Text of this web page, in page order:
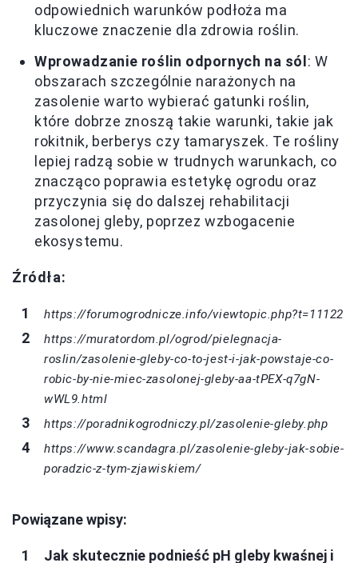
odpowiednich warunków podłoża ma
kluczowe znaczenie dla zdrowia roślin.
Wprowadzanie roślin odpornych na sól: W
obszarach szczególnie narażonych na
zasolenie warto wybierać gatunki roślin,
które dobrze znoszą takie warunki, takie jak
rokitnik, berberys czy tamaryszek. Te rośliny
lepiej radzą sobie w trudnych warunkach, co
znacząco poprawia estetykę ogrodu oraz
przyczynia się do dalszej rehabilitacji
zasolonej gleby, poprzez wzbogacenie
ekosystemu.
Źródła:
https://forumogrodnicze.info/viewtopic.php?t=11122
https://muratordom.pl/ogrod/pielegnacja-
roslin/zasolenie-gleby-co-to-jest-i-jak-powstaje-co-
robic-by-nie-miec-zasolonej-gleby-aa-tPEX-q7gN-
wWL9.html
https://poradnikogrodniczy.pl/zasolenie-gleby.php
https://www.scandagra.pl/zasolenie-gleby-jak-sobie-
poradzic-z-tym-zjawiskiem/
Powiązane wpisy:
Jak skutecznie podnieść pH gleby kwaśnej i